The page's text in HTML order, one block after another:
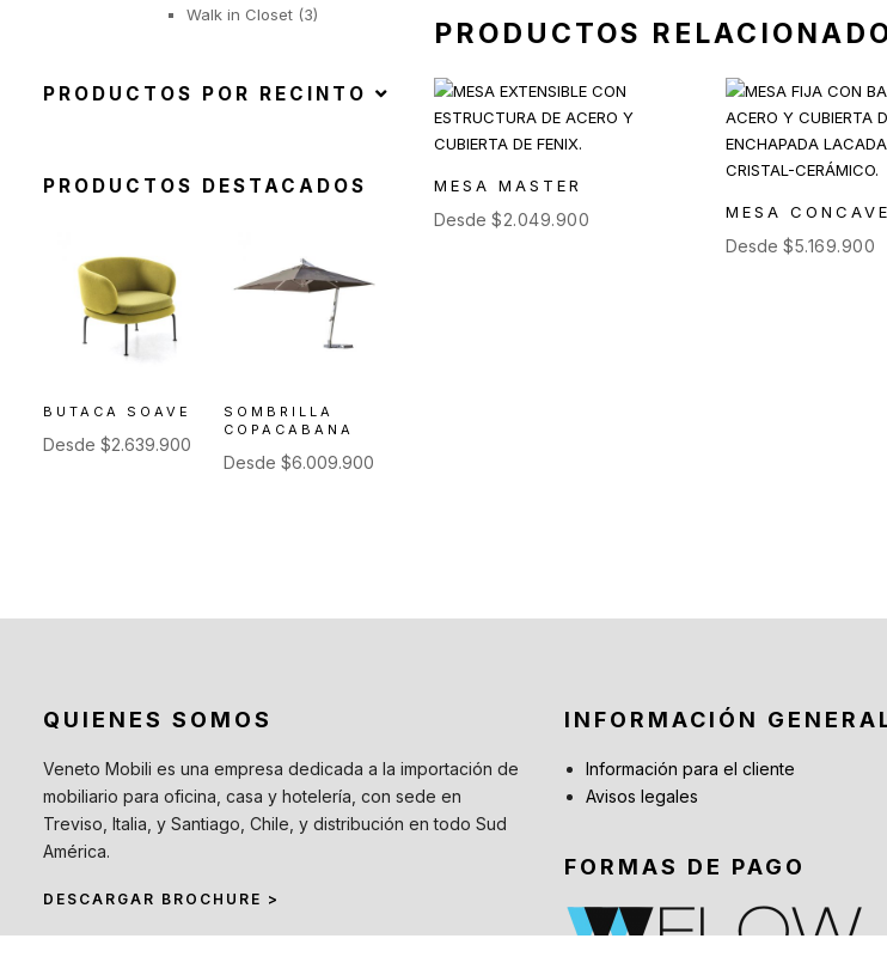
PRODUCTOS
MESA MASTER
Desde $2.049.900 MESA
Desde$5.169.900
Walk in Closet (3)
Suspendida
Objetos Iluminados
De Pie
Exterior(92)
Toldos y Sombrillas (2)
Apoyabrazos
Apoyabrazos
Butacas de Exterior(6)
Banquetas y Poufs de
Reposeras(6)
PRODUCTOS POR RECINTO
PRODUCTOS DESTACADOS
BUTACA SOAVE
Desde $2.639.900
SOMBRILLA
COPACABANA
Desde $6.009.900
QUIENES SOMOS
Veneto Mobili es una empresa dedicada a la importación de
mobiliario para oficina, casa y hotelería, con sede en
Treviso, Italia, y Santiago, Chile, y distribución en todo Sud
América.
DESCARGAR BROCHURE >
INFORMACIÓN
Información para el cliente
Avisos legales
FORMAS DE PAGO